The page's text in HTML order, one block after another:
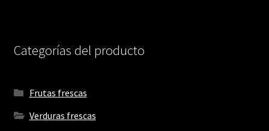
Categorías del producto
Frutas frescas
Verduras frescas